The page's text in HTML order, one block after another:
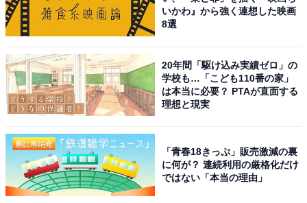
いかわ』から強く連想した映画
8選
20年間「駆け込み実績ゼロ」の
学校も…「こども110番の家」
は本当に必要？ PTAが直面する
理想と現実
「青春18きっぷ」販売激減の裏
に何が？ 連続利用の厳格化だけ
ではない「本当の理由」